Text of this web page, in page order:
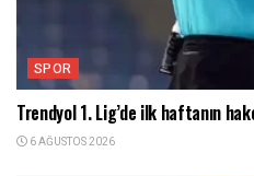
SPOR
Trendyol 1. Lig’de ilk haftanın
6 AĞUSTOS 2026